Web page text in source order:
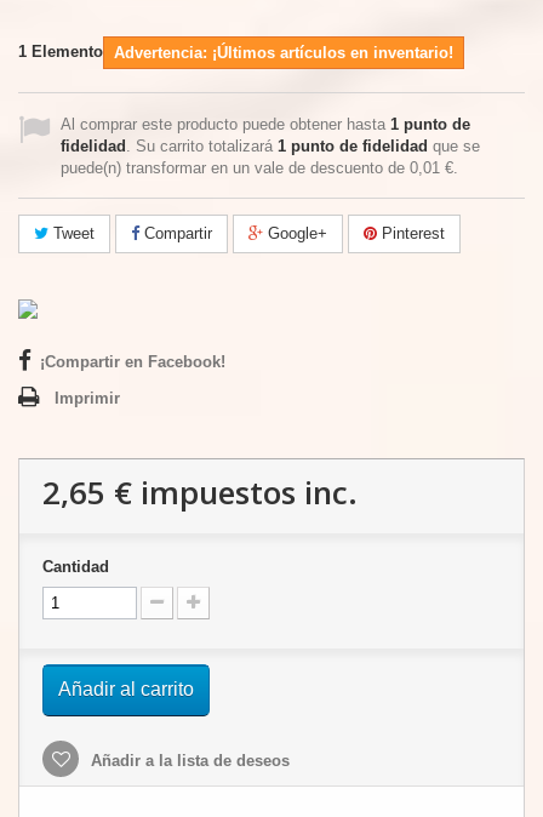
1 Elemento Advertencia: ¡Últimos artículos en inventario!
Al comprar este producto puede obtener hasta 1 punto de
fidelidad . Su carrito totalizará 1 punto de fidelidad que se
puede(n) transformar en un vale de descuento de 0,01 €.
Tweet Compartir Google+ Pinterest
¡Compartir en Facebook!
Imprimir
2,65 € impuestos inc.
Cantidad
Añadir al carrito
Añadir a la lista de deseos